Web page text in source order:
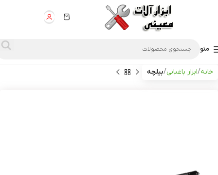
منو
خانه ابزار باغبانی بیلچه